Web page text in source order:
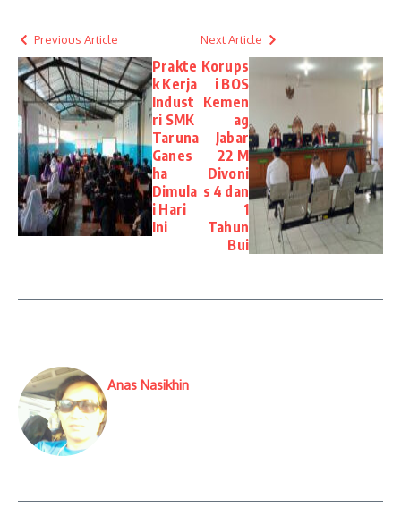
Previous Article
Prakte
k Kerja
Indust
ri SMK
Taruna
Ganes
ha
Dimula
i Hari
Ini
Next Article
Korups
i BOS
Kemen
ag
Jabar
22 M
Divoni
s 4 dan
1
Tahun
Bui
Anas Nasikhin